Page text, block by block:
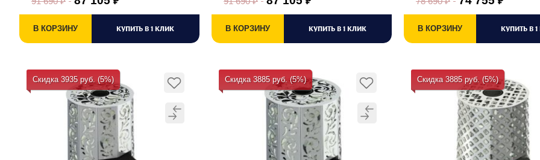
В КОРЗИНУ КУПИТЬ В 1 КЛИК В КОРЗИНУ КУПИТЬ В 1 КЛИК В КОРЗИНУ КУПИТЬ В
Скидка 3935 руб. (5%) Скидка 3885 руб. (5%) Скидка 3885 руб. (5%)